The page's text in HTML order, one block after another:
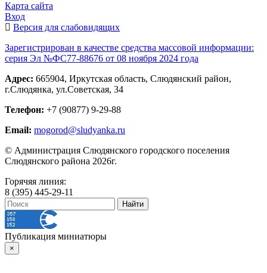
Карта сайта
Вход
Версия для слабовидящих
Зарегистрирован в качестве средства массовой информации:
серия Эл №ФС77-88676 от 08 ноября 2024 года
Адрес: 665904, Иркутская область, Слюдянский район,
г.Слюдянка, ул.Советская, 34
Телефон: +7 (90877) 9-29-88
Email: mogorod@sludyanka.ru
© Администрация Слюдянского городского поселения
Слюдянского района 2026г.
Горячяя линия:
8 (395) 445-29-11
Публикация миниатюры
×